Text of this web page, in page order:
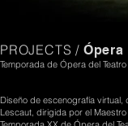
PROJECTS / Ópera
Temporada de Ópera del Teatro
Diseño de escenografía
Lescaut, dirigida por el